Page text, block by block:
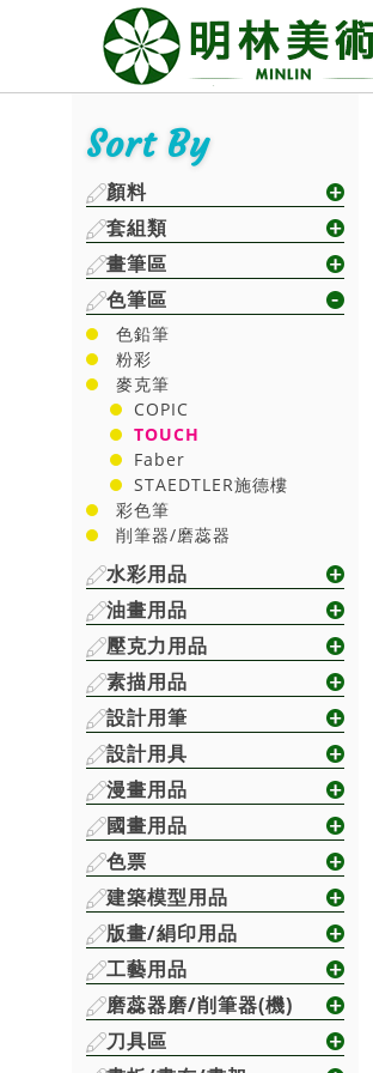
Sort By
顏料
套組類
畫筆區
色筆區
色鉛筆
粉彩
麥克筆
COPIC
TOUCH
Faber
STAEDTLER施德樓
彩色筆
削筆器/磨蕊器
水彩用品
油畫用品
壓克力用品
素描用品
設計用筆
設計用具
漫畫用品
國畫用品
色票
建築模型用品
版畫/絹印用品
工藝用品
磨蕊器磨/削筆器(機)
刀具區